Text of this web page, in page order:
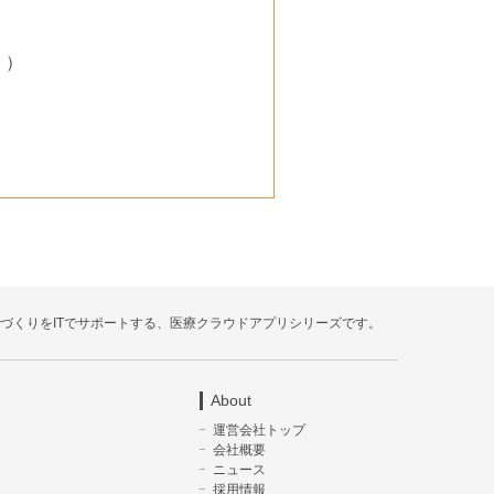
くりをITでサポートする、医療クラウドアプリシリーズです。
About
運営会社トップ
会社概要
ニュース
採用情報